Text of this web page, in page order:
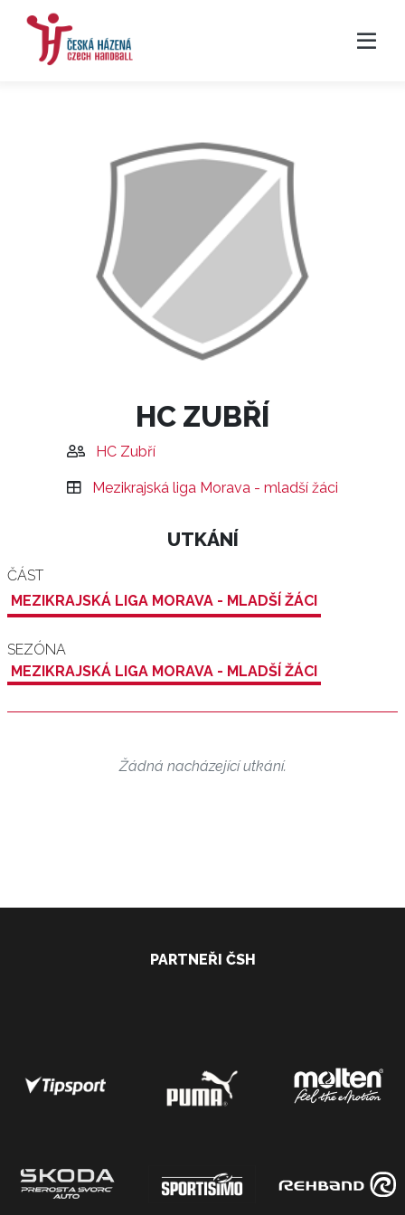
HC ZUBŘÍ
HC Zubří
Mezikrajská liga Morava - mladší žáci
UTKÁNÍ
ČÁST
MEZIKRAJSKÁ LIGA MORAVA - MLADŠÍ ŽÁCI
SEZÓNA
MEZIKRAJSKÁ LIGA MORAVA - MLADŠÍ ŽÁCI
Žádná nacházející utkání.
PARTNEŘI ČSH